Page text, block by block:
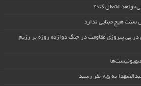
اشغال کند؟
سنت هیچ مبنایی ندارد
در پی پیروزی مقاومت در جنگ دوازده روزه بر رژیم
به ۸۵ نفر رسید